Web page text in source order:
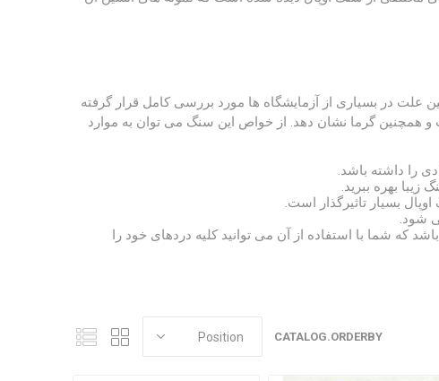
علت در بسیاری از آزمایشگاه ها مورد بررسی کامل قرار گرفته
و همچنین گرما نشان دهد. از خواص این سنگ می توان به موارد
را داشته باشد.
زیبا بهره ببرید.
بسیار تاثیرگذار است.
شود.
که شما با استفاده از آن می توانید کلیه دردهای خود را
CATALOG.ORDERBY